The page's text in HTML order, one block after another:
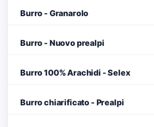
Burro - Granarolo
Burro - Nuovo prealpi
Burro 100% Arachidi - Selex
Burro chiarificato - Prealpi